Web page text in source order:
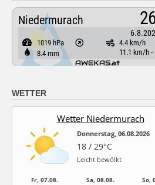
WETTER
Wetter Niedermurach
Donnerstag, 06.08.2026
18 / 29°C
Leicht bewölkt
Fr, 07.08. Sa, 08.08. So,